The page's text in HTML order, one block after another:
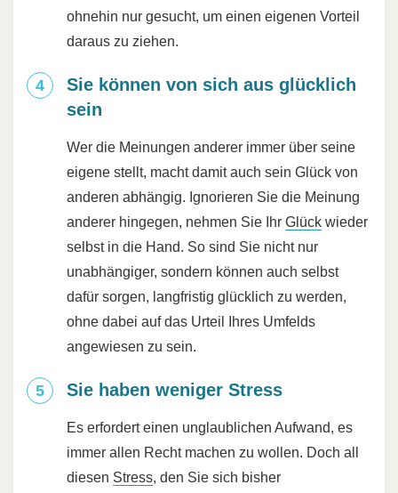
ohnehin nur gesucht, um einen eigenen Vorteil
daraus zu ziehen.
Sie können von sich aus glücklich
sein
Wer die Meinungen anderer immer über seine
eigene stellt, macht damit auch sein Glück von
anderen abhängig. Ignorieren Sie die Meinung
anderer hingegen, nehmen Sie Ihr Glück wieder
selbst in die Hand. So sind Sie nicht nur
unabhängiger, sondern können auch selbst
dafür sorgen, langfristig glücklich zu werden,
ohne dabei auf das Urteil Ihres Umfelds
angewiesen zu sein.
Sie haben weniger Stress
Es erfordert einen unglaublichen Aufwand, es
immer allen Recht machen zu wollen. Doch all
diesen Stress, den Sie sich bisher